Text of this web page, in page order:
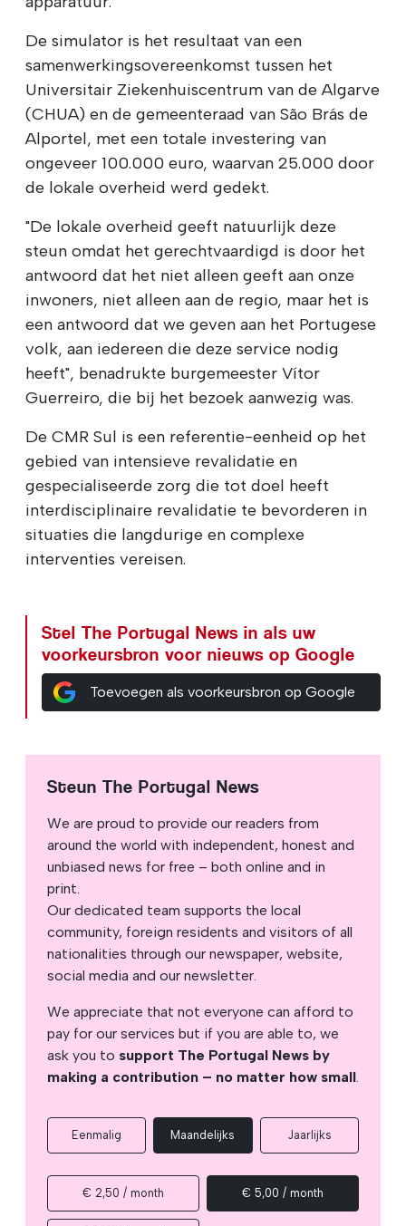
De simulator is het resultaat van een
samenwerkingsovereenkomst tussen het
Universitair Ziekenhuiscentrum van de Algarve
(CHUA) en de gemeenteraad van São Brás de
Alportel, met een totale investering van
ongeveer 100.000 euro, waarvan 25.000 door
de lokale overheid werd gedekt.
"De lokale overheid geeft natuurlijk deze
steun omdat het gerechtvaardigd is door het
antwoord dat het niet alleen geeft aan onze
inwoners, niet alleen aan de regio, maar het is
een antwoord dat we geven aan het Portugese
volk, aan iedereen die deze service nodig
heeft", benadrukte burgemeester Vítor
Guerreiro, die bij het bezoek aanwezig was.
De CMR Sul is een referentie-eenheid op het
gebied van intensieve revalidatie en
gespecialiseerde zorg die tot doel heeft
interdisciplinaire revalidatie te bevorderen in
situaties die langdurige en complexe
interventies vereisen.
Stel The Portugal News in als uw
voorkeursbron voor nieuws op Google
Toevoegen als voorkeursbron op Google
Steun The Portugal News
We are proud to provide our readers from
around the world with independent, honest and
unbiased news for free – both online and in
print.
Our dedicated team supports the local
community, foreign residents and visitors of all
nationalities through our newspaper, website,
social media and our newsletter.
We appreciate that not everyone can afford to
pay for our services but if you are able to, we
ask you to support The Portugal News by
making a contribution – no matter how small.
Eenmalig Maandelijks Jaarlijks
€ 2,50 / month € 5,00 / month